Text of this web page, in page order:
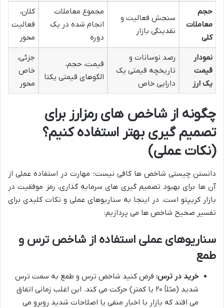
حجم
معاملات
کلی
سنجش فعالیت و
نقدینگی بازار
مجموع معاملات
انجام شده در یک
دوره
کلان،
فعالیت
محور
نمودار
قیمت
یک ارز
رصد نوسانات و
تاریخچه قیمتی یک
دارایی خاص
قیمت، حجم،
الگوهای قیمتی یکتا
جزئی،
خاص
محور
چگونه از شاخص های رمزارز برای
تصمیم گیری بهتر استفاده کنیم؟
(نکات عملی)
دانستن چیستی شاخص ها کافی نیست؛ مهارت در استفاده عملی از
آن ها برای بهبود تصمیم گیری های سرمایه گذاری، رمز موفقیت در
بازار کریپتو است. در اینجا به سناریوهای عملی و نکات کلیدی برای
تفسیر صحیح شاخص ها می پردازیم:
سناریوهای عملی استفاده از شاخص ترس و
طمع
خرید در ترس: فرض کنید شاخص ترس و طمع به سمت ترس
شدید (مثلاً ۲۰ یا کمتر) حرکت می کند. این اغلب زمانی اتفاق
می افتد که بازار با اخبار منفی یا اصلاحات شدید روبرو می